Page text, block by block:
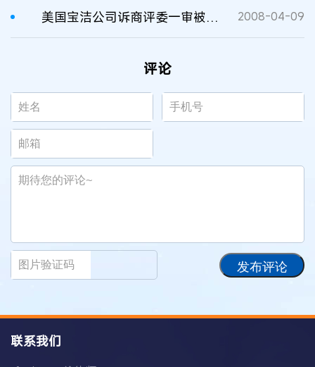
美国宝洁公司诉商评委一审被驳 "宝洁"未被认定驰名商标 2008-04-09
评论
发布评论
联系我们